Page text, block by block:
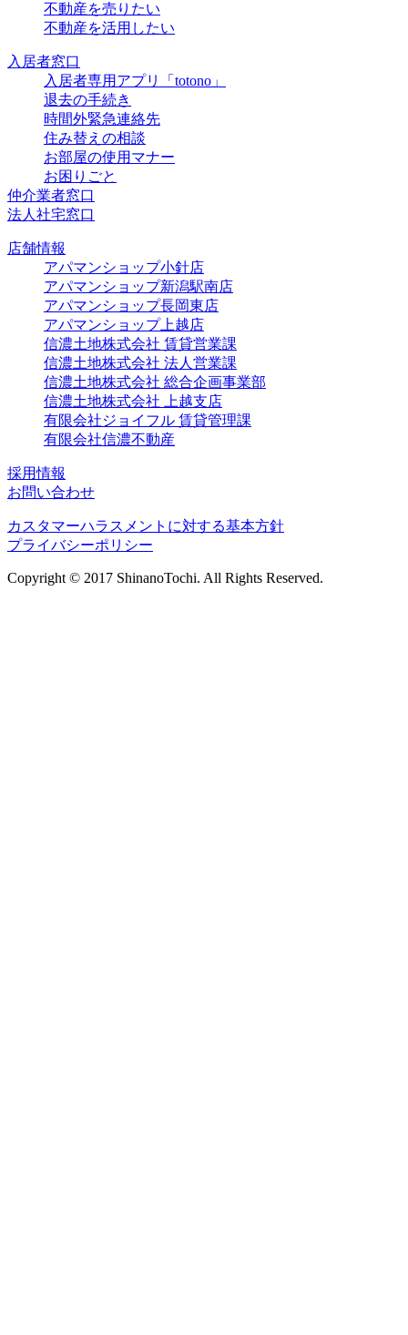
不動産を売りたい
不動産を活用したい
入居者窓口
入居者専用アプリ「totono」
退去の手続き
時間外緊急連絡先
住み替えの相談
お部屋の使用マナー
お困りごと
仲介業者窓口
法人社宅窓口
店舗情報
アパマンショップ小針店
アパマンショップ新潟駅南店
アパマンショップ長岡東店
アパマンショップ上越店
信濃土地株式会社 賃貸営業課
信濃土地株式会社 法人営業課
信濃土地株式会社 総合企画事業部
信濃土地株式会社 上越支店
有限会社ジョイフル 賃貸管理課
有限会社信濃不動産
採用情報
お問い合わせ
カスタマーハラスメントに対する基本方針
プライバシーポリシー
Copyright © 2017 ShinanoTochi. All Rights Reserved.